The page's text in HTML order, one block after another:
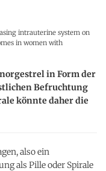
intrauterine system on
in women with
in Form der
Befruchtung
könnte daher die
also ein
als Pille oder Spirale